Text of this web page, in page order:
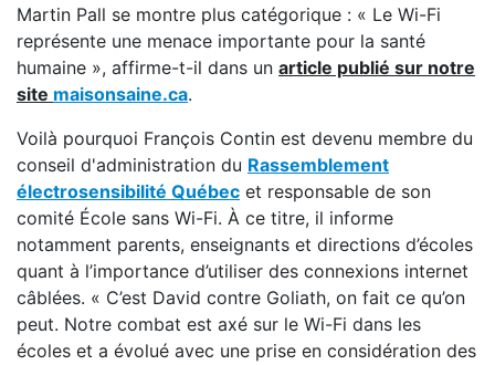
Martin Pall se montre plus catégorique : « Le Wi-Fi
représente une menace importante pour la santé
humaine », affirme-t-il dans un article publié sur notre
site maisonsaine.ca.
Voilà pourquoi François Contin est devenu membre du
conseil d'administration du Rassemblement
électrosensibilité Québec et responsable de son
comité École sans Wi-Fi. À ce titre, il informe
notamment parents, enseignants et directions d’écoles
quant à l’importance d’utiliser des connexions internet
câblées. « C’est David contre Goliath, on fait ce qu’on
peut. Notre combat est axé sur le Wi-Fi dans les
écoles et a évolué avec une prise en considération des